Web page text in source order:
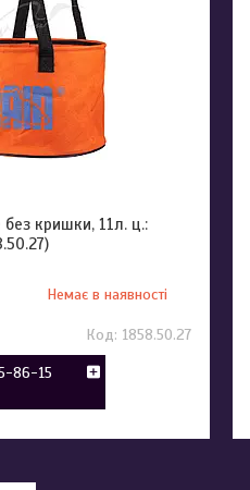
без кришки, 11л. ц.:
Немає в наявності
1858.50.27
86-15